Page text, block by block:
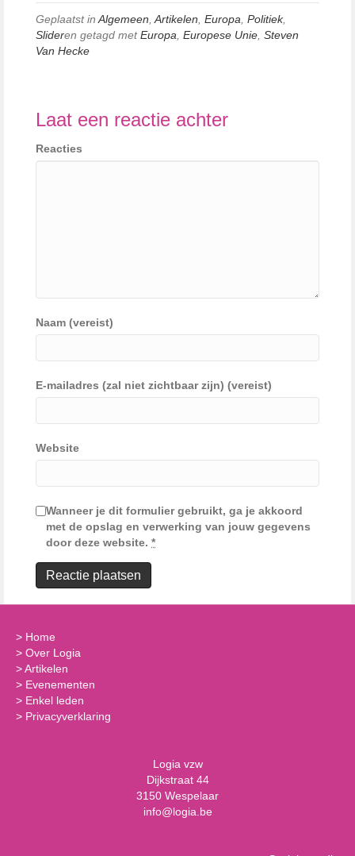
Geplaatst in Algemeen Artikelen Europa Politiek,
Slideren getagd metEuropa Europese Unie Steven
Van Hecke
Laat een reactie achter
Reacties
Naam (vereist)
E-mailadres (zal niet zichtbaar zijn) (vereist)
Website
Wanneer je dit formulier gebruikt, ga je akkoord
met de opslag en verwerking van jouw gegevens
door deze website. *
> Home
> Over Logia
>Artikelen
> Evenementen
> Enkel leden
> Privacyverklaring
Logia vzw
Dijkstraat 44
3150 Wespelaar
info@logia.be